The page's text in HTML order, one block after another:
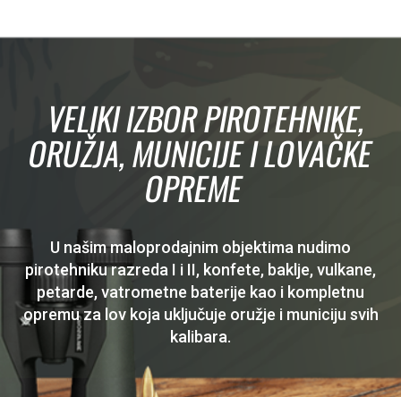
VELIKI IZBOR PIROTEHNIKE,
ORUŽJA, MUNICIJE I LOVAČKE
OPREME
U našim maloprodajnim objektima nudimo
pirotehniku razreda I i II, konfete, baklje, vulkane,
petarde, vatrometne baterije kao i kompletnu
opremu za lov koja uključuje oružje i municiju svih
kalibara.